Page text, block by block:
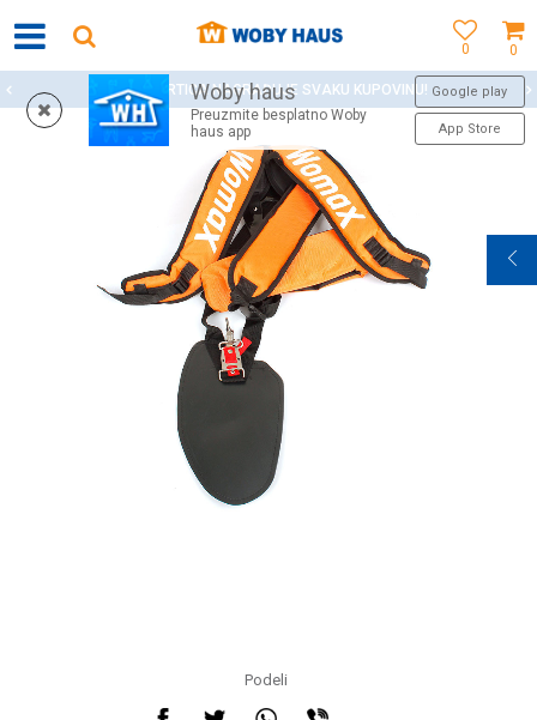
0
0
Woby haus
Preuzmite besplatno Woby
haus app
Google play
App Store
WOBY KARTICA NAGRAĐUJE SVAKU KUPOVINU!
Podeli